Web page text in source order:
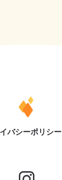
バシーポリシー